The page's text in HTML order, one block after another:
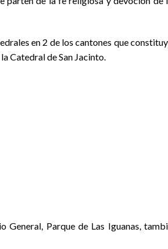
en 2 de los cantones que
Catedral de San Jacinto.
General, Parque de Las Iguanas,